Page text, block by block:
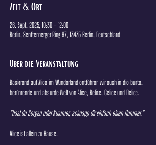
Zeit & Ort
26. Sept. 2025, 10:30 – 12:00
Berlin, Senftenberger Ring 97, 13435 Berlin, Deutschland
Über die Veranstaltung
Basierend auf Alice im Wunderland entführen wir euch in die bunte,
berührende und absurde Welt von Alice, Belice, Celice und Delice.
"Hast du Sorgen oder Kummer, schnapp dir einfach einen Hummer."
Alice ist allein zu Hause.